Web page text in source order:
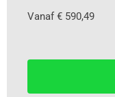
Vanaf € 590,49